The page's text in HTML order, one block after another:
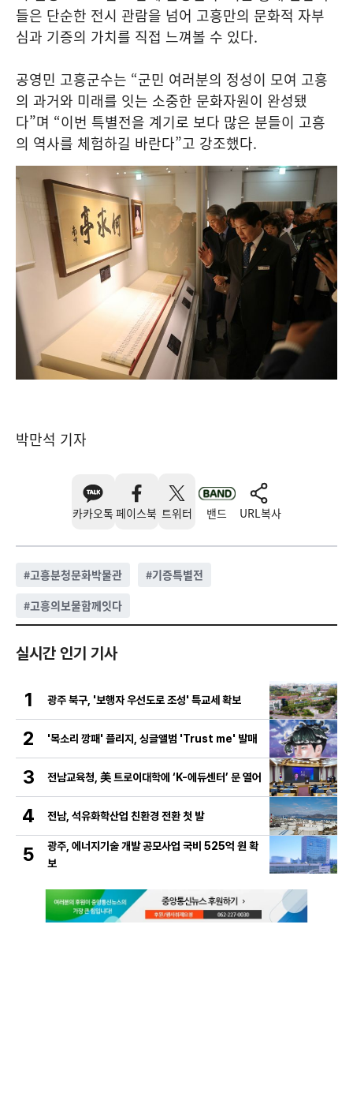
들은 단순한 전시 관람을 넘어 고흥만의 문화적 자부
심과 기증의 가치를 직접 느껴볼 수 있다.
공영민 고흥군수는 “군민 여러분의 정성이 모여 고흥
의 과거와 미래를 잇는 소중한 문화자원이 완성됐
다”며 “이번 특별전을 계기로 보다 많은 분들이 고흥
의 역사를 체험하길 바란다”고 강조했다.
박만석 기자
카카오톡 페이스북 트위터 밴드 URL복사
#고흥분청문화박물관 #기증특별전
#고흥의보물함께잇다
실시간 인기 기사
1 광주 북구, '보행자 우선도로 조성' 특교세 확보
2 '목소리 깡패' 플리지, 싱글앨범 'Trust me' 발매
3 전남교육청, 美 트로이대학에 ‘K-에듀센터’ 문 열어
4 전남, 석유화학산업 친환경 전환 첫 발
5
광주, 에너지기술 개발 공모사업 국비 525억 원 확
보